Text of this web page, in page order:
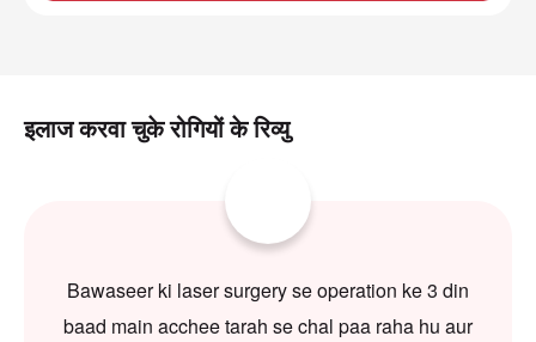
इलाज करवा चुके रोगियों के रिव्यु
Bawaseer ki laser surgery se operation ke 3 din
baad main acchee tarah se chal paa raha hu aur